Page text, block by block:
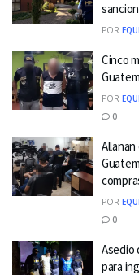
POR
Cinco
POR
0
POR
0
Asedio
para